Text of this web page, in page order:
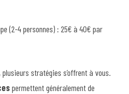
(2-4 personnes) : 25€ à 40€ par
stratégies s’offrent à vous.
permettent généralement de